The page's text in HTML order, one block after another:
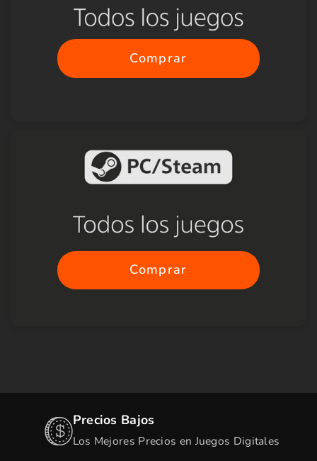
Comprar
Comprar
Precios Bajos
Los Mejores Precios en Juegos Digitales